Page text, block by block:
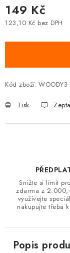
149 Kč
123,10 Kč bez DPH
Kód zboží:
Tisk
Snižte si limit
zdarma z
využívejte
nakupujte třeba
Popis